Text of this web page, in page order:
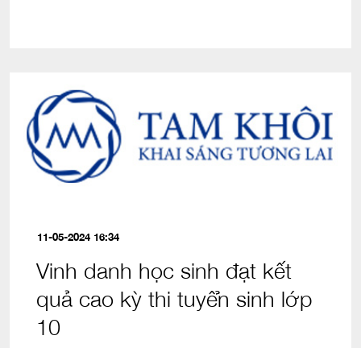
11-05-2024 16:34
Vinh danh học sinh đạt kết
quả cao kỳ thi tuyển sinh lớp
10